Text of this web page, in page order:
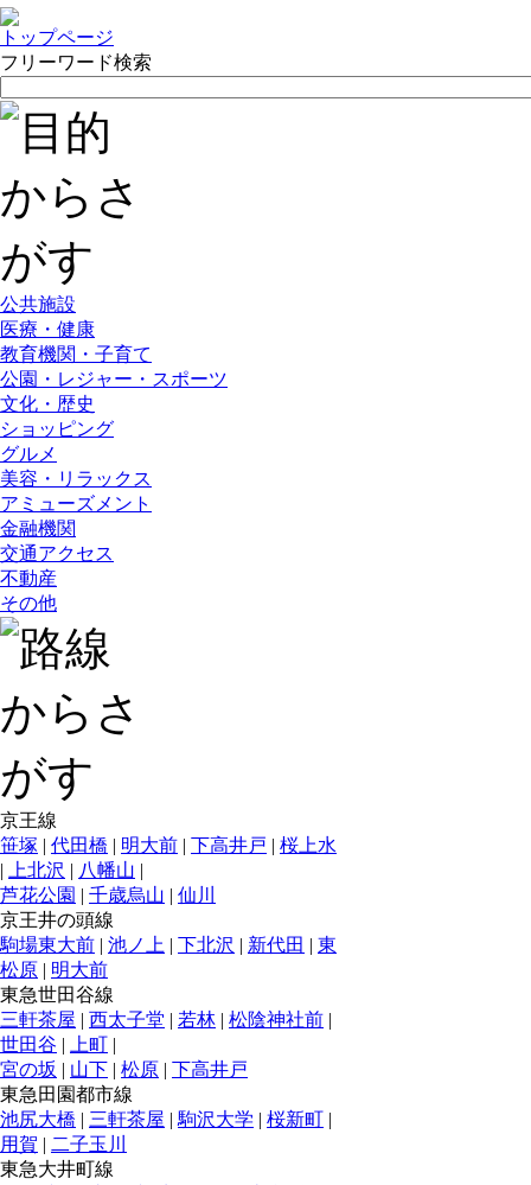
トップページ
フリーワード検索
公共施設
医療・健康
教育機関・子育て
公園・レジャー・スポーツ
文化・歴史
ショッピング
グルメ
美容・リラックス
アミューズメント
金融機関
交通アクセス
不動産
その他
京王線
笹塚 | 代田橋 | 明大前 | 下高井戸 | 桜上水
|
上北沢 | 八幡山 |
芦花公園 | 千歳烏山 | 仙川
京王井の頭線
駒場東大前 | 池ノ上 | 下北沢 | 新代田 | 東
松原 | 明大前
東急世田谷線
三軒茶屋 | 西太子堂 | 若林 | 松陰神社前 |
世田谷 | 上町 |
宮の坂 | 山下 | 松原 | 下高井戸
東急田園都市線
池尻大橋 | 三軒茶屋 | 駒沢大学 | 桜新町 |
用賀 | 二子玉川
東急大井町線